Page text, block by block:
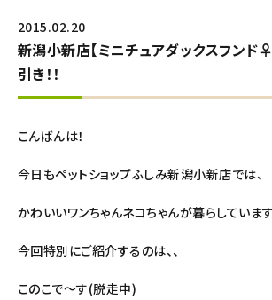
2015.02.20
新潟小新店【ミニチュアダックスフンド
引き！！
こんばんは！
今日もペットショップふしみ新潟小新店では、
かわいいワンちゃんネコちゃんが暮らしています
今回特別にご紹介するのは、、
このこで～す(脱走中)